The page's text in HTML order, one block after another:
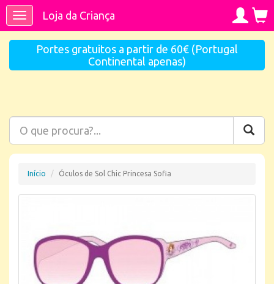
ToggleLoja da Criança
Portes gratuitos a partir de 60€ (Portugal
Continental apenas)
Início Óculos de Sol Chic Princesa Sofia